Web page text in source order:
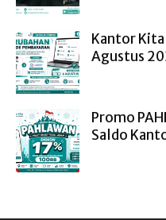
Kantor
Agustus
Promo
Saldo